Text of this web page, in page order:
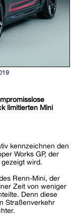
limitierten Mini
kennzeichnen den
Works GP, der
wird.
Renn-Mini, der
Zeit von weniger
Denn diese
Straßenverkehr